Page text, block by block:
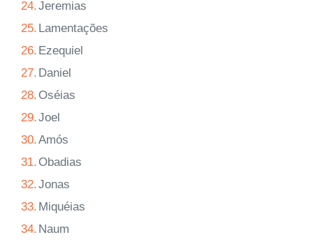
24.Jeremias
25. Lamentações
26. Ezequiel
27. Daniel
28. Oséias
29.Joel
30.Amós
31. Obadias
32.Jonas
33. Miquéias
34. Naum